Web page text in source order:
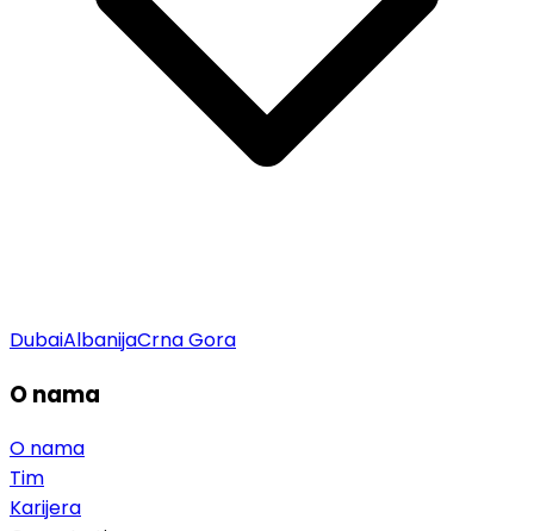
DubaiAlbanijaCrna Gora
O nama
O nama
Tim
Karijera